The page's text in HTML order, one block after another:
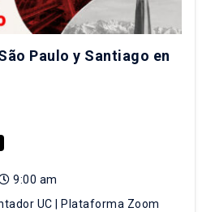
Paulo y Santiago en
9:00 am
UC | Plataforma Zoom